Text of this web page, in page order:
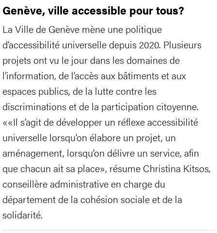
Genève, ville accessible pour tous?
La Ville de Genève mène une politique
d’accessibilité universelle depuis 2020. Plusieurs
projets ont vu le jour dans les domaines de
l’information, de l’accès aux bâtiments et aux
espaces publics, de la lutte contre les
discriminations et de la participation citoyenne.
««Il s’agit de développer un réflexe accessibilité
universelle lorsqu’on élabore un projet, un
aménagement, lorsqu’on délivre un service, afin
que chacun ait sa place», résume Christina Kitsos,
conseillère administrative en charge du
département de la cohésion sociale et de la
solidarité.